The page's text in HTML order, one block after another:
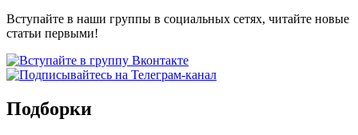
Вступайте в наши группы в социальных сетях, читайте новые
статьи первыми!
Подборки